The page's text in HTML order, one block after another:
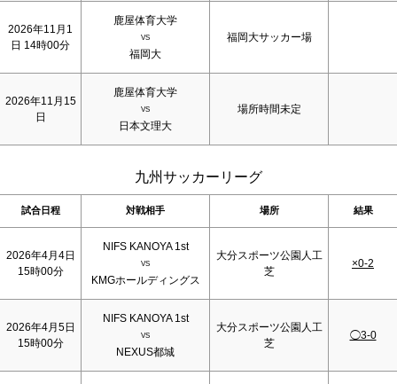
2026年11月1
日 14時00分
鹿屋体育大学
VS
福岡大
福岡大サッカー場
2026年11月15
日
鹿屋体育大学
VS
日本文理大
場所時間未定
九州サッカーリーグ
試合日程 対戦相手 場所 結果
2026年4月4日
15時00分
NIFS KANOYA 1st
VS
KMGホールディングス
大分スポーツ公園人工
芝
×0-2
2026年4月5日
15時00分
NIFS KANOYA 1st
VS
NEXUS都城
大分スポーツ公園人工
芝
◯3-0